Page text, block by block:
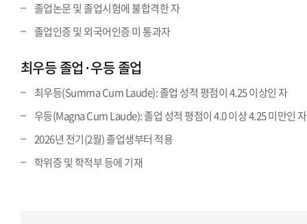
졸업논문 및 졸업시험에 불합격한 자
졸업인증 및 외국어인증 미 통과자
최우등 졸업·우등 졸업
최우등(Summa Cum Laude): 졸업 성적 평점이 4.25 이상인 자
우등(Magna Cum Laude): 졸업 성적 평점이 4.0 이상 4.25 미만인 자
2026년 전기(2월) 졸업생부터 적용
학위증 및 학적부 등에 기재